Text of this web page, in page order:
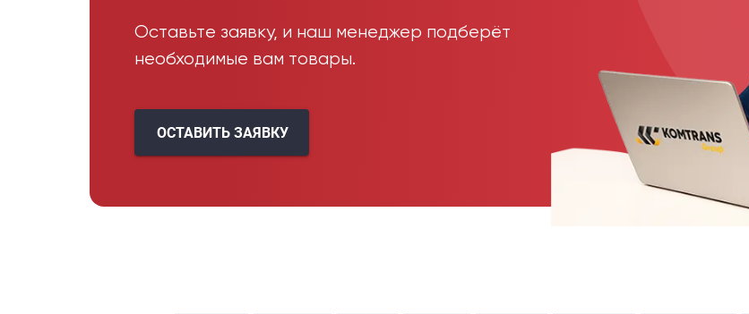
Оставьте заявку, и наш менеджер подберёт
необходимые вам товары.
ОСТАВИТЬ ЗАЯВКУ